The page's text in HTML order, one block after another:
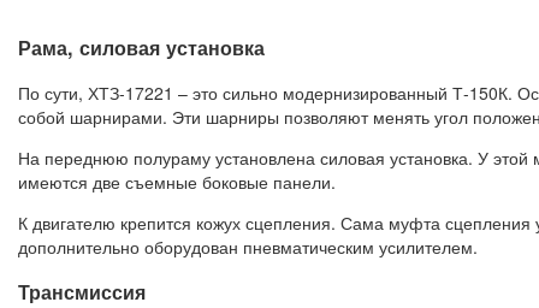
Рама, силовая установка
По сути, ХТЗ-17221 – это сильно модернизированный Т-150К.
собой шарнирами. Эти шарниры позволяют менять угол
На переднюю полураму установлена силовая установка. У
имеются две съемные боковые панели.
К двигателю крепится кожух сцепления. Сама муфта
дополнительно оборудован пневматическим усилителем.
Трансмиссия